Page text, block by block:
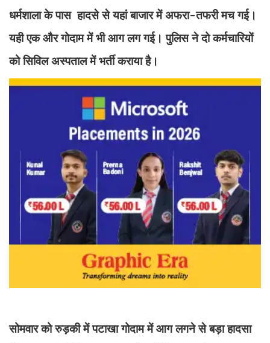
धर्मशाला के पास हादसे से यहां बाजार में अफरा-तफरी मच गई।
यही एक और गोदाम में भी आग लग गई। पुलिस ने दो कर्मचारियों
को सिविल अस्पताल में भर्ती कराया है।
सोमवार को रुड़की में पटाखा गोदाम में आग लगने से बड़ा हादसा